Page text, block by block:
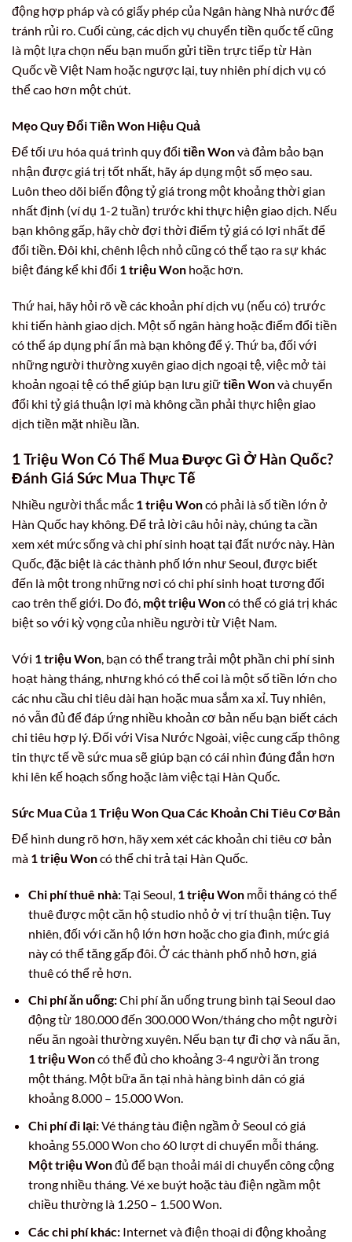
động hợp pháp và có giấy phép của Ngân hàng Nhà nước để
tránh rủi ro. Cuối cùng, các dịch vụ chuyển tiền quốc tế cũng
là một lựa chọn nếu bạn muốn gửi tiền trực tiếp từ Hàn
Quốc về Việt Nam hoặc ngược lại, tuy nhiên phí dịch vụ có
thể cao hơn một chút.
Mẹo Quy Đổi Tiền Won Hiệu Quả
Để tối ưu hóa quá trình quy đổi tiền Wonvà đảm bảo bạn
nhận được giá trị tốt nhất, hãy áp dụng một số mẹo sau.
Luôn theo dõi biến động tỷ giá trong một khoảng thời gian
nhất định (ví dụ 1-2 tuần) trước khi thực hiện giao dịch. Nếu
bạn không gấp, hãy chờ đợi thời điểm tỷ giá có lợi nhất để
đổi tiền. Đôi khi, chênh lệch nhỏ cũng có thể tạo ra sự khác
biệt đáng kể khi đổi 1 triệu Won hoặc hơn.
Thứ hai, hãy hỏi rõ về các khoản phí dịch vụ (nếu có) trước
khi tiến hành giao dịch. Một số ngân hàng hoặc điểm đổi tiền
có thể áp dụng phí ẩn mà bạn không để ý. Thứ ba, đối với
những người thường xuyên giao dịch ngoại tệ, việc mở tài
khoản ngoại tệ có thể giúp bạn lưu giữtiền Wonvà chuyển
đổi khi tỷ giá thuận lợi mà không cần phải thực hiện giao
dịch tiền mặt nhiều lần.
1 Triệu Won Có Thể Mua Được Gì Ở Hàn Quốc?
Đánh Giá Sức Mua Thực Tế
Nhiều người thắc mắc 1 triệu Woncó phải là số tiền lớn ở
Hàn Quốc hay không. Để trả lời câu hỏi này, chúng ta cần
xem xét mức sống và chi phí sinh hoạt tại đất nước này. Hàn
Quốc, đặc biệt là các thành phố lớn như Seoul, được biết
đến là một trong những nơi có chi phí sinh hoạt tương đối
cao trên thế giới. Do đó, một triệu Woncó thể có giá trị khác
biệt so với kỳ vọng của nhiều người từ Việt Nam.
Với 1 triệu Won, bạn có thể trang trải một phần chi phí sinh
hoạt hàng tháng, nhưng khó có thể coi là một số tiền lớn cho
các nhu cầu chi tiêu dài hạn hoặc mua sắm xa xỉ. Tuy nhiên,
nó vẫn đủ để đáp ứng nhiều khoản cơ bản nếu bạn biết cách
chi tiêu hợp lý. Đối với Visa Nước Ngoài, việc cung cấp thông
tin thực tế về sức mua sẽ giúp bạn có cái nhìn đúng đắn hơn
khi lên kế hoạch sống hoặc làm việc tại Hàn Quốc.
Sức Mua Của 1 Triệu Won Qua Các Khoản Chi Tiêu Cơ Bản
Để hình dung rõ hơn, hãy xem xét các khoản chi tiêu cơ bản
mà 1 triệu Woncó thể chi trả tại Hàn Quốc.
Chi phí thuê nhà:Tại Seoul, 1 triệu Wonmỗi tháng có thể
thuê được một căn hộ studio nhỏ ở vị trí thuận tiện. Tuy
nhiên, đối với căn hộ lớn hơn hoặc cho gia đình, mức giá
này có thể tăng gấp đôi. Ở các thành phố nhỏ hơn, giá
thuê có thể rẻ hơn.
Chi phí ăn uống:Chi phí ăn uống trung bình tại Seoul dao
động từ 180.000 đến 300.000 Won/tháng cho một người
nếu ăn ngoài thường xuyên. Nếu bạn tự đi chợ và nấu ăn,
1 triệu Woncó thể đủ cho khoảng 3-4 người ăn trong
một tháng. Một bữa ăn tại nhà hàng bình dân có giá
khoảng 8.000 – 15.000 Won.
Chi phí đi lại:Vé tháng tàu điện ngầm ở Seoul có giá
khoảng 55.000 Won cho 60 lượt di chuyển mỗi tháng.
Một triệu Wonđủ để bạn thoải mái di chuyển công cộng
trong nhiều tháng. Vé xe buýt hoặc tàu điện ngầm một
chiều thường là 1.250 – 1.500 Won.
Các chi phí khác:Internet và điện thoại di động khoảng